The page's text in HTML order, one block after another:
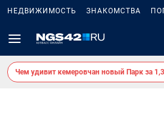
НЕДВИЖИМОСТЬ ЗНАКОМСТВА
Чем удивит кемеровчан новый Парк за